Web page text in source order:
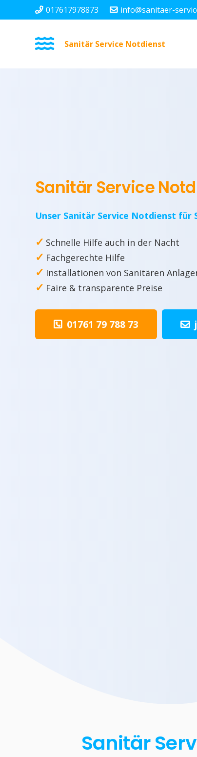
017617978873 info@sanitaer-
Sanitär Service Notdienst
Sanitär Service
Unser Sanitär Service Notdienst für
✓ Schnelle Hilfe auch in der Nacht
✓ Fachgerechte Hilfe
✓ Installationen von Sanitären
✓ Faire & transparente Preise
01761 79 788 73
Sanitär